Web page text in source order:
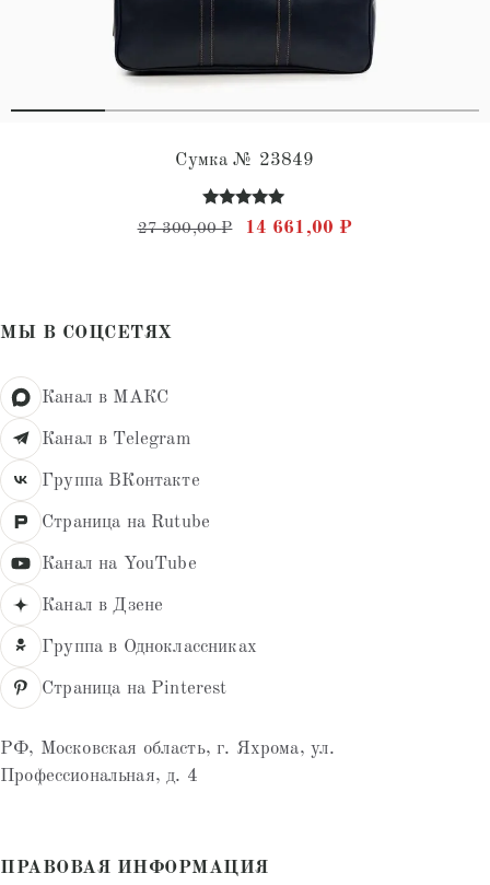
Сумка № 23849
Оценка
5.00
27 300,00₽ Первоначальная цена
14 661,00 ₽Текущая цена:
МЫ В СОЦСЕТЯХ
Канал в МАКС
Канал в Telegram
Группа ВКонтакте
Страница на Rutube
Канал на YouTube
Канал в Дзене
Группа в Одноклассниках
Страница на Pinterest
РФ, Московская область, г. Яхрома, ул.
Профессиональная, д. 4
ПРАВОВАЯ ИНФОРМАЦИЯ